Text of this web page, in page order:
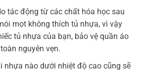
tác động từ các chất hóa học sau
mọt không thích tủ nhựa, vì vậy
tủ nhựa của bạn, bảo vệ quần áo
nguyên vẹn.
nhựa nào dưới nhiệt độ cao cũng sẽ